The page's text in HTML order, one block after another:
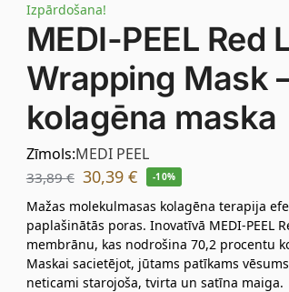
Izpārdošana!
MEDI-PEEL Red
Wrapping Mask
kolagēna maska
Zīmols:MEDI PEEL
33,89€ 30,39 € -10%
Mažas molekulmasas kolagēna terapija
paplašinātās poras. Inovatīvā MEDI-PEEL
membrānu, kas nodrošina 70,2 procentu
Maskai sacietējot, jūtams patīkams
neticami starojoša, tvirta un satīna maiga.